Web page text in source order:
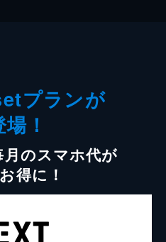
プランが
！
のスマホ代が
得に！